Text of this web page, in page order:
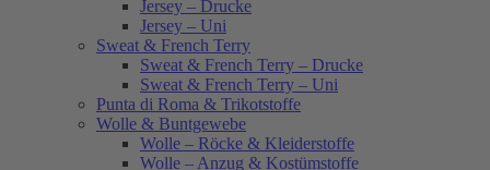
Jersey – Drucke
Jersey – Uni
Sweat & French Terry
Sweat & French Terry – Drucke
Sweat & French Terry – Uni
Punta di Roma & Trikotstoffe
Wolle & Buntgewebe
Wolle – Röcke & Kleiderstoffe
Wolle – Anzug & Kostümstoffe